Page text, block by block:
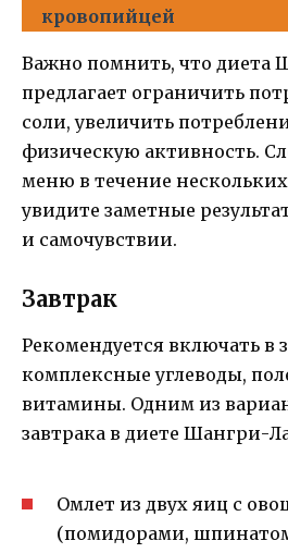
кровопийцей
Важно помнить, что диета
предлагает ограничить
соли, увеличить
физическую активность.
меню в течение
увидите заметные
и самочувствии.
Завтрак
Рекомендуется включать в
комплексные углеводы,
витамины. Одним из
завтрака в диете Шангри-
Омлет из двух яиц с
(помидорами,